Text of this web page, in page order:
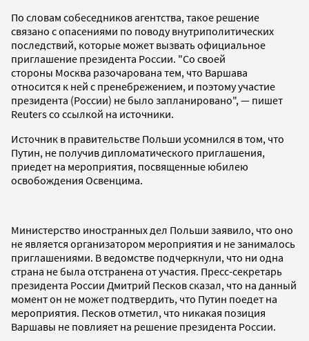
По словам собеседников агентства, такое решение
связано с опасениями по поводу внутриполитических
последствий, которые может вызвать официальное
приглашение президента России. "Со своей
стороны Москва разочарована тем, что Варшава
относится к ней с пренебрежением, и поэтому участие
президента (России) не было запланировано", — пишет
Reuters со ссылкой на источники.
Источник в правительстве Польши усомнился в том, что
Путин, не получив дипломатического приглашения,
приедет на мероприятия, посвященные юбилею
освобождения Освенцима.
Министерство иностранных дел Польши заявило, что оно
не является организатором мероприятия и не занималось
приглашениями. В ведомстве подчеркнули, что ни одна
страна не была отстранена от участия. Пресс-секретарь
президента России Дмитрий Песков сказал, что на данный
момент он не может подтвердить, что Путин поедет на
мероприятия. Песков отметил, что никакая позиция
Варшавы не повлияет на решение президента России.